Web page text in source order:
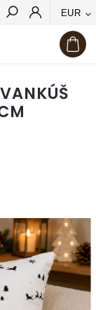
EUR
Hľadať